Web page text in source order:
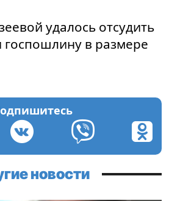
удалось отсудить
в размере
новости